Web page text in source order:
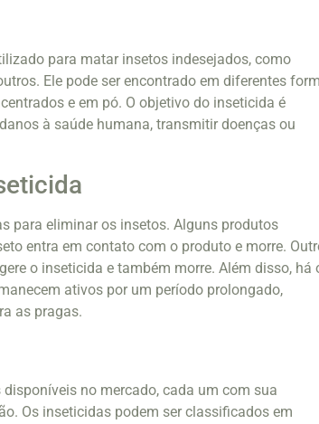
para matar insetos indesejados, como
Ele pode ser encontrado em diferentes
e em pó. O objetivo do inseticida é
à saúde humana, transmitir doenças ou
para eliminar os insetos. Alguns produtos
entra em contato com o produto e morre.
o inseticida e também morre. Além disso, há
ativos por um período prolongado,
as pragas.
no mercado, cada um com sua
Os inseticidas podem ser classificados em